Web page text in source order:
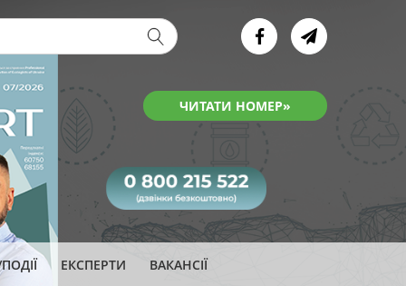
ЧИТАТИ НОМЕР»
форма
ЕКСПЕРТИ
ВАКАНСІЇ